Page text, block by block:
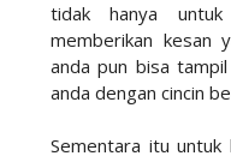
tidak hanya
memberikan kesan
anda pun bisa
anda dengan cincin
Sementara itu untuk